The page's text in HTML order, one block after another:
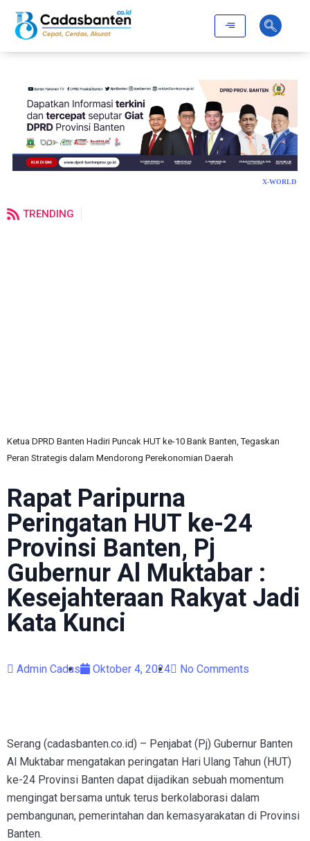
X-WORLD
TRENDING
Ketua DPRD Banten Hadiri Puncak HUT ke-10 Bank Banten, Tegaskan
Peran Strategis dalam Mendorong Perekonomian Daerah
Rapat Paripurna
Peringatan HUT ke-24
Provinsi Banten, Pj
Gubernur Al Muktabar :
Kesejahteraan Rakyat Jadi
Kata Kunci
Admin Cadas Oktober 4, 2024 No Comments
Serang (cadasbanten.co.id) – Penjabat (Pj) Gubernur Banten
Al Muktabar mengatakan peringatan Hari Ulang Tahun (HUT)
ke-24 Provinsi Banten dapat dijadikan sebuah momentum
mengingat bersama untuk terus berkolaborasi dalam
pembangunan, pemerintahan dan kemasyarakatan di Provinsi
Banten.